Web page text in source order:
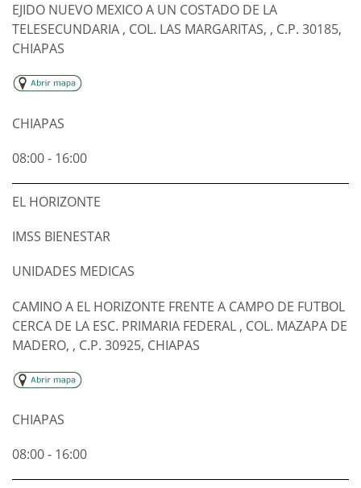
EJIDO NUEVO MEXICO A UN COSTADO DE LA
TELESECUNDARIA , COL. LAS MARGARITAS, , C.P. 30185,
CHIAPAS
CHIAPAS
08:00 - 16:00
EL HORIZONTE
IMSS BIENESTAR
UNIDADES MEDICAS
CAMINO A EL HORIZONTE FRENTE A CAMPO DE FUTBOL
CERCA DE LA ESC. PRIMARIA FEDERAL , COL. MAZAPA DE
MADERO, , C.P. 30925, CHIAPAS
CHIAPAS
08:00 - 16:00